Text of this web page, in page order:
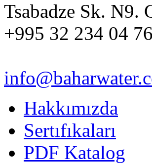
Tsabadze Sk. N9.
+995 32 234 04 76
Hakkımızda
Sertıfıkaları
PDF Katalog